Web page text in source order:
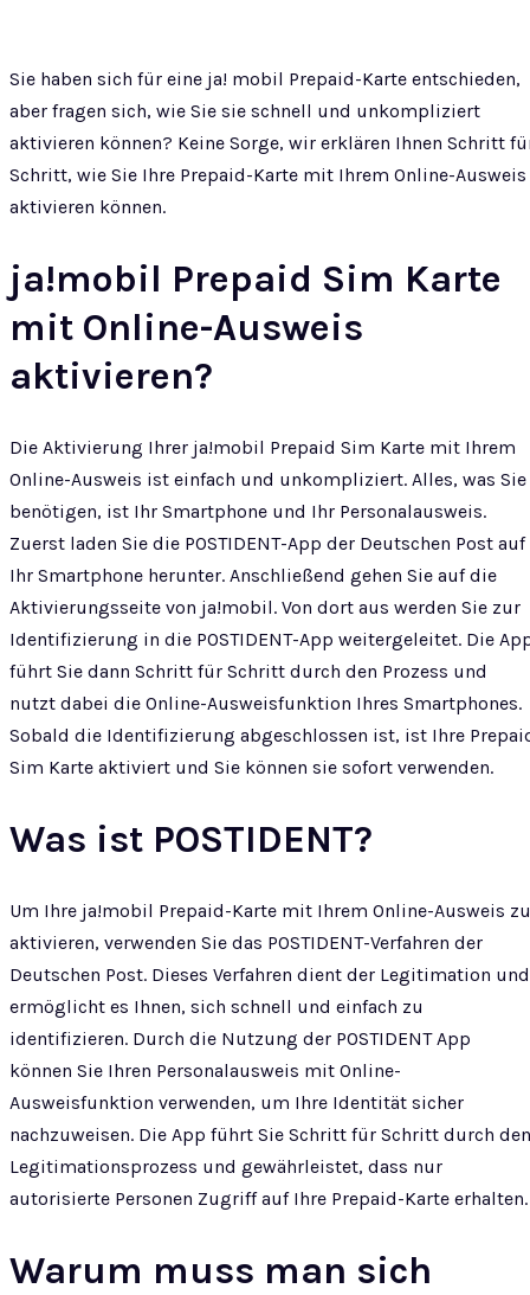
Sie haben sich für eine ja! mobil Prepaid-Karte entschieden,
aber fragen sich, wie Sie sie schnell und unkompliziert
aktivieren können? Keine Sorge, wir erklären Ihnen Schritt
Schritt, wie Sie Ihre Prepaid-Karte mit Ihrem Online-Ausweis
aktivieren können.
ja!mobil Prepaid Sim Karte
mit Online-Ausweis
aktivieren?
Die Aktivierung Ihrer ja!mobil Prepaid Sim Karte mit Ihrem
Online-Ausweis ist einfach und unkompliziert. Alles, was Sie
benötigen, ist Ihr Smartphone und Ihr Personalausweis.
Zuerst laden Sie die POSTIDENT-App der Deutschen Post auf
Ihr Smartphone herunter. Anschließend gehen Sie auf die
Aktivierungsseite von ja!mobil. Von dort aus werden Sie zur
Identifizierung in die POSTIDENT-App weitergeleitet. Die
führt Sie dann Schritt für Schritt durch den Prozess und
nutzt dabei die Online-Ausweisfunktion Ihres Smartphones.
Sobald die Identifizierung abgeschlossen ist, ist Ihre
Sim Karte aktiviert und Sie können sie sofort verwenden.
Was ist POSTIDENT?
Um Ihre ja!mobil Prepaid-Karte mit Ihrem Online-Ausweis zu
aktivieren, verwenden Sie das POSTIDENT-Verfahren der
Deutschen Post. Dieses Verfahren dient der Legitimation und
ermöglicht es Ihnen, sich schnell und einfach zu
identifizieren. Durch die Nutzung der POSTIDENT App
können Sie Ihren Personalausweis mit Online-
Ausweisfunktion verwenden, um Ihre Identität sicher
nachzuweisen. Die App führt Sie Schritt für Schritt durch den
Legitimationsprozess und gewährleistet, dass nur
autorisierte Personen Zugriff auf Ihre Prepaid-Karte erhalten.
Warum muss man sich